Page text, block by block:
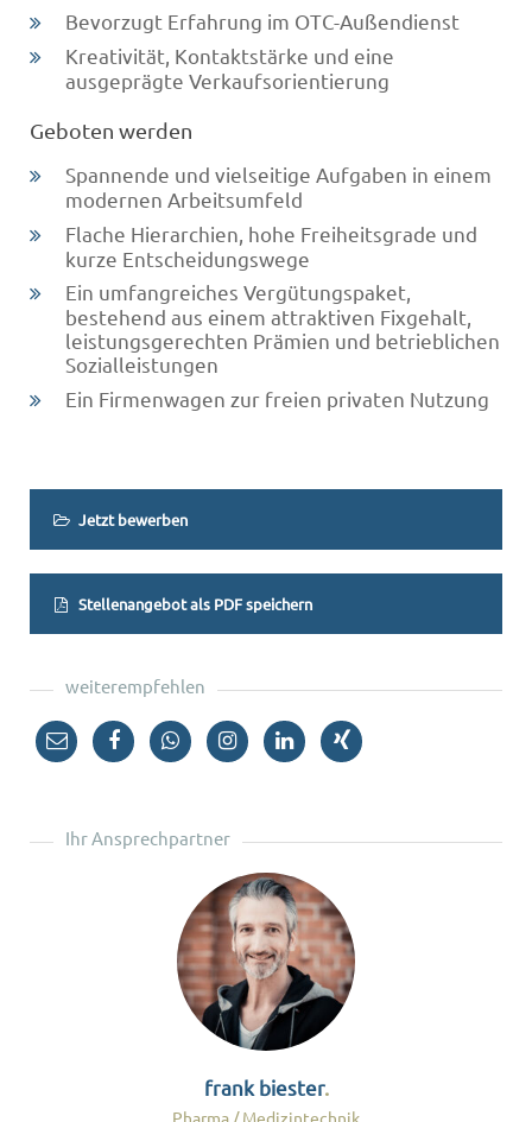
Bevorzugt Erfahrung im OTC-Außendienst
Kreativität, Kontaktstärke und eine
ausgeprägte Verkaufsorientierung
Geboten werden
Spannende und vielseitige Aufgaben in einem
modernen Arbeitsumfeld
Flache Hierarchien, hohe Freiheitsgrade und
kurze Entscheidungswege
Ein umfangreiches Vergütungspaket,
bestehend aus einem attraktiven Fixgehalt,
leistungsgerechten Prämien und betrieblichen
Sozialleistungen
Ein Firmenwagen zur freien privaten Nutzung
Jetzt bewerben
Stellenangebot als PDF speichern
weiterempfehlen
Ihr Ansprechpartner
frank biester
Pharma / Medizintechnik